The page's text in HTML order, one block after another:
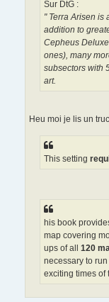
Sur DtG :
" Terra Arisen is
addition to
Cepheus
ones), many
subsectors with
art.
Heu moi je lis un
This setting
his book
map covering
ups of all 120
necessary to
exciting times of